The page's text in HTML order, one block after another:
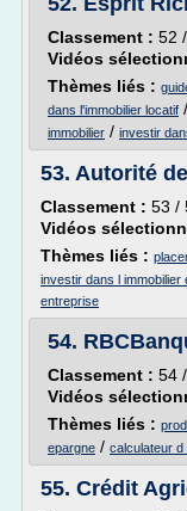
Classement : 52
Vidéos
Thèmes liés :
dans l'immobilier locatif /
immobilier / investir
53. Autorité
Classement : 53 /
Vidéos
Thèmes liés :
investir dans l immobilier
entreprise
54.
Classement : 54
Vidéos
Thèmes liés :
epargne / calculateur d
55. Crédit